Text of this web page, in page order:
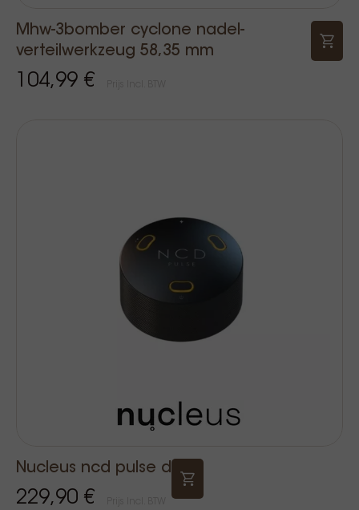
Mhw-3bomber cyclone nadel-
verteilwerkzeug 58,35 mm
104,99 €
Nucleus ncd pulse d
229,90 €